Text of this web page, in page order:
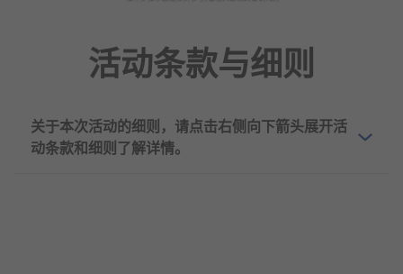
活动条款与细则
关于本次活动的细则，请点击右侧向下箭头展开活
动条款和细则了解详情。